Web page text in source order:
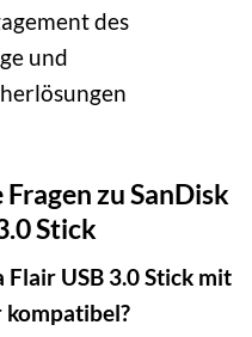
des
und
zu SanDisk
Stick
USB 3.0 Stick mit